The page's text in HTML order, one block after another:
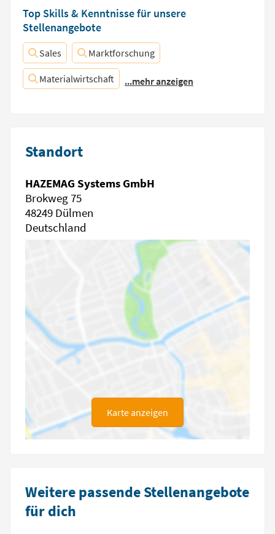
Top Skills & Kenntnisse für unsere
Stellenangebote
Sales Marktforschung
Materialwirtschaft ...mehr anzeigen
Standort
HAZEMAG Systems GmbH
Brokweg 75
48249 Dülmen
Deutschland
Karte anzeigen
Weitere passende Stellenangebote
für dich